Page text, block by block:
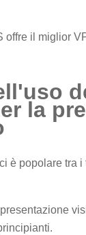
la
è popolare tra i